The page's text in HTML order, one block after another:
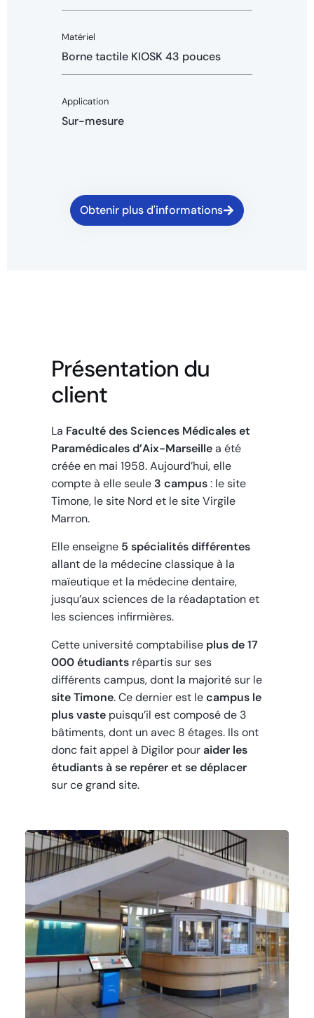
Matériel
Borne tactile KIOSK 43 pouces
Application
Sur-mesure
Obtenir plus d'informations
Présentation du
client
La Faculté des Sciences Médicales et
Paramédicales d’Aix-Marseillea été
créée en mai 1958. Aujourd’hui, elle
compte à elle seule 3 campus: le site
Timone, le site Nord et le site Virgile
Marron.
Elle enseigne 5 spécialités différentes
allant de la médecine classique à la
maïeutique et la médecine dentaire,
jusqu’aux sciences de la réadaptation et
les sciences infirmières.
Cette université comptabilise plus de 17
000 étudiants répartis sur ses
différents campus, dont la majorité sur le
site Timone. Ce dernier est lecampus le
plus vaste puisqu’il est composé de 3
bâtiments, dont un avec 8 étages. Ils ont
donc fait appel à Digilor pouraider les
étudiants à se repérer et se déplacer
sur ce grand site.